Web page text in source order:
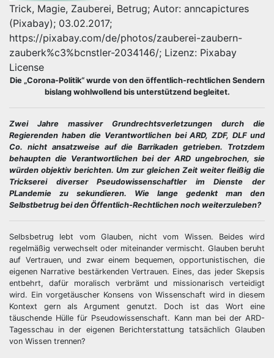
Trick, Magie, Zauberei, Betrug; Autor: anncapictures
(Pixabay); 03.02.2017;
https://pixabay.com/de/photos/zauberei-zaubern-
zauberk%c3%bcnstler-2034146/; Lizenz: Pixabay
License
Die „Corona-Politik“ wurde von den öffentlich-rechtlichen Sendern
bislang wohlwollend bis unterstützend begleitet.
Zwei Jahre massiver Grundrechtsverletzungen durch die
Regierenden haben die Verantwortlichen bei ARD, ZDF, DLF und
Co. nicht ansatzweise auf die Barrikaden getrieben. Trotzdem
behaupten die Verantwortlichen bei der ARD ungebrochen, sie
würden objektiv berichten. Um zur gleichen Zeit weiter fleißig die
Trickserei diverser Pseudowissenschaftler im Dienste der
PLandemie zu sekundieren. Wie lange gedenkt man den
Selbstbetrug bei den Öffentlich-Rechtlichen noch weiterzuleben?
Selbsbetrug lebt vom Glauben, nicht vom Wissen. Beides wird
regelmäßig verwechselt oder miteinander vermischt. Glauben beruht
auf Vertrauen, und zwar einem bequemen, opportunistischen, die
eigenen Narrative bestärkenden Vertrauen. Eines, das jeder Skepsis
entbehrt, dafür moralisch verbrämt und missionarisch verteidigt
wird. Ein vorgetäuscher Konsens von Wissenschaft wird in diesem
Kontext gern als Argument genutzt. Doch ist das Wort eine
täuschende Hülle für Pseudowissenschaft. Kann man bei der ARD-
Tagesschau in der eigenen Berichterstattung tatsächlich Glauben
von Wissen trennen?